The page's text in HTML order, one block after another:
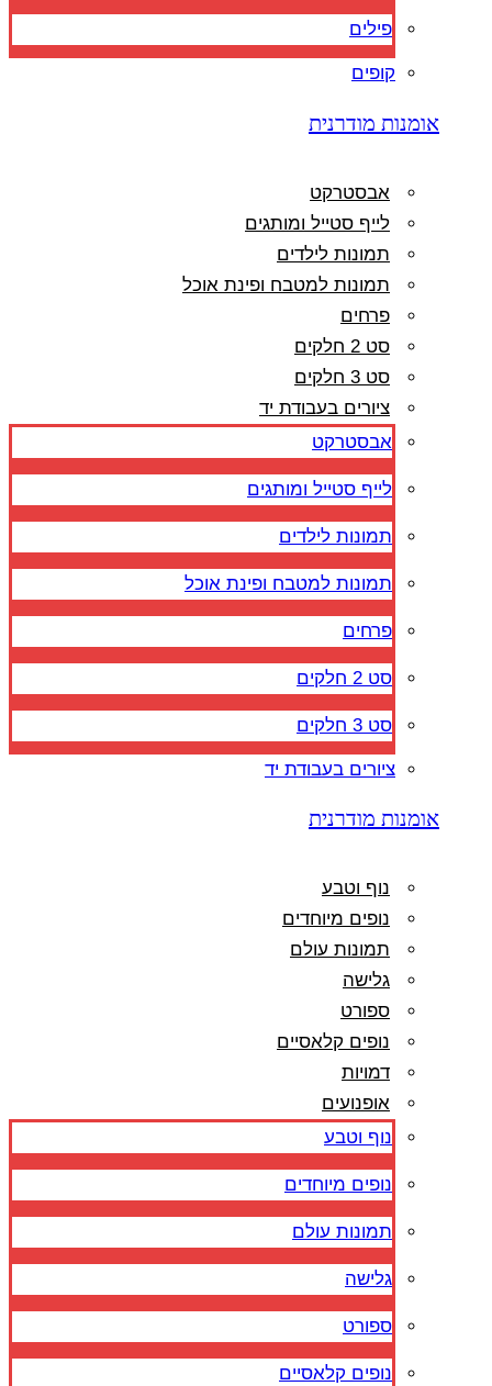
פילים
קופים
אומנות מודרנית
אבסטרקט
לייף סטייל ומותגים
תמונות לילדים
תמונות למטבח ופינת אוכל
פרחים
סט 2 חלקים
סט 3 חלקים
ציורים בעבודת יד
אבסטרקט
לייף סטייל ומותגים
תמונות לילדים
תמונות למטבח ופינת אוכל
פרחים
סט 2 חלקים
סט 3 חלקים
ציורים בעבודת יד
אומנות מודרנית
נוף וטבע
נופים מיוחדים
תמונות עולם
גלישה
ספורט
נופים קלאסיים
דמויות
אופנועים
נוף וטבע
נופים מיוחדים
תמונות עולם
גלישה
ספורט
נופים קלאסיים